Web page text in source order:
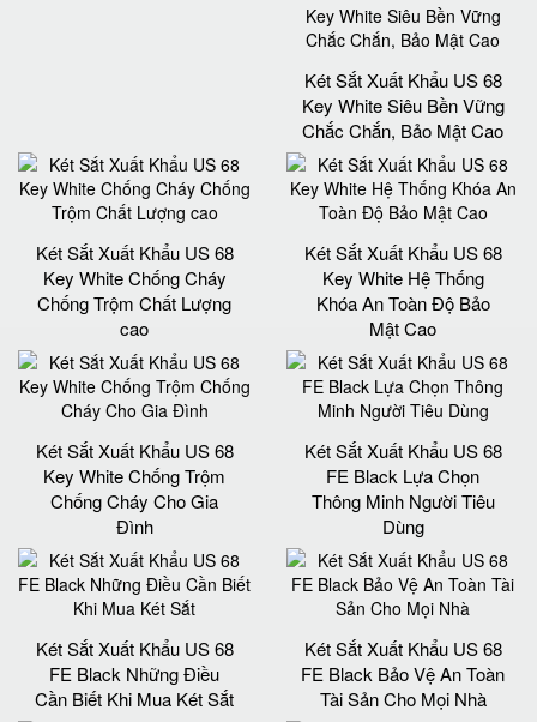
Két Sắt Xuất Khẩu US 68
Key White Siêu Bền Vững
Chắc Chắn, Bảo Mật Cao
Két Sắt Xuất Khẩu US 68
Key White Chống Cháy
Chống Trộm Chất Lượng
cao
Két Sắt Xuất Khẩu US 68
Key White Hệ Thống
Khóa An Toàn Độ Bảo
Mật Cao
Két Sắt Xuất Khẩu US 68
Key White Chống Trộm
Chống Cháy Cho Gia
Đình
Két Sắt Xuất Khẩu US 68
FE Black Lựa Chọn
Thông Minh Người Tiêu
Dùng
Két Sắt Xuất Khẩu US 68
FE Black Những Điều
Cần Biết Khi Mua Két Sắt
Két Sắt Xuất Khẩu US 68
FE Black Bảo Vệ An Toàn
Tài Sản Cho Mọi Nhà